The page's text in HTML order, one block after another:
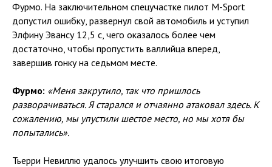
Фурмо. На заключительном спецучастке пилот M-Sport
допустил ошибку, развернул свой автомобиль и уступил
Элфину Эвансу 12,5 с, чего оказалось более чем
достаточно, чтобы пропустить валлийца вперед,
завершив гонку на седьмом месте.
Фурмо: «Меня закрутило, так что пришлось
разворачиваться. Я старался и отчаянно атаковал здесь. К
сожалению, мы упустили шестое место, но мы хотя бы
попытались».
Тьерри Невиллю удалось улучшить свою итоговую